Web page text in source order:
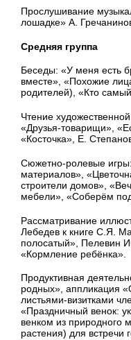
Прослушивание
лошадке» А.
Средняя группа
Беседы: «У меня есть
вместе», «Похожие
родителей), «Кто
Чтение
«Друзья-товарищи»,
«Косточка», Е.
Сюжетно-ролевые игры:
материалов»,
строители домов»,
мебели», «Соберём
Рассматривание
Лебедев к книге С.Я.
полосатый», Пелевин
«Кормление ребёнка».
Продуктивная
родных», аппликация
листьями-визитками
«Праздничный венок:
венком из природного
растения) для встречи